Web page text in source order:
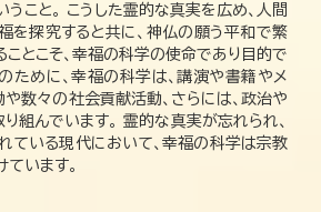
こと。 こうした霊的な真実を広め、人間
を探究すると共に、神仏の願う平和で繁
とこそ、幸福の科学の使命であり目的で
ために、幸福の科学は、講演や書籍やメ
数々の社会貢献活動、さらには、政治や
組んでいます。 霊的な真実が忘れられ、
ている現代において、幸福の科学は宗教
います。